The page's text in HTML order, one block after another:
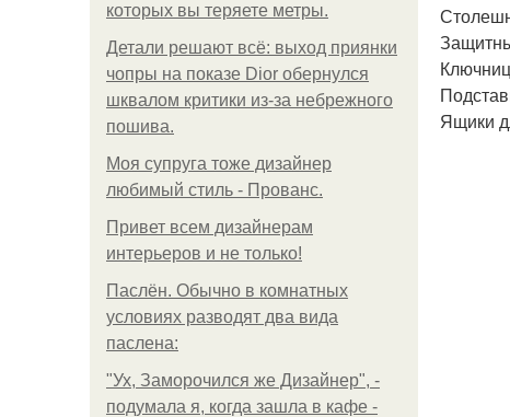
которых вы теряете метры.
Детали решают всё: выход приянки
чопры на показе Dior обернулся
шквалом критики из-за небрежного
пошива.
Моя супруга тоже дизайнер
любимый стиль - Прованс.
Привет всем дизайнерам
интерьеров и не только!
Паслён. Обычно в комнатных
условиях разводят два вида
паслена:
"Ух, Заморочился же Дизайнер", -
подумала я, когда зашла в кафе -
Ящики